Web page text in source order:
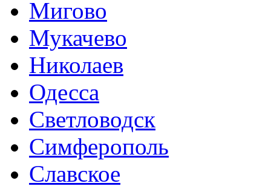
Мигово
Мукачево
Николаев
Одесса
Светловодск
Симферополь
Славское